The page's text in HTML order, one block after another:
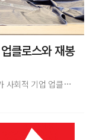
클로스와 재봉
홈퍼니싱 리테일 기업 이케아 코리아가 사회적 기업 업클로스(Upcloth)와 협력해 재봉 서비스를 선보인다. 이번 협업은 이케